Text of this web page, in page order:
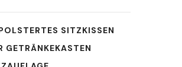
SITZKISSEN
GETRÄNKEKASTEN